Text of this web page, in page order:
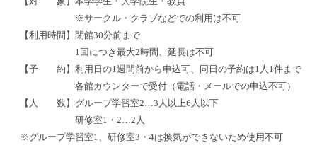
※サークル・クラブなどでの利用は不可
【利用時間】閉館30分前まで
1回につき最大2時間、延長は不可
【予 約】利用日の1週間前から申込可、同日の予約は1人1件まで
各館カウンターで受付（電話・メールでの申込不可）
【人 数】グループ学習室2…3人以上6人以下
研修室1・2…2人
※グループ学習室1、研修室3・4は換気ができないため使用不可